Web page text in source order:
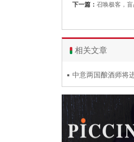
下一篇： 召唤极客，
相关文章
中意两国酿酒师将